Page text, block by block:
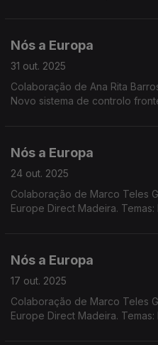
Nós a Europa
31 out. 2025
Colaboração de Ana Rita
Novo sistema de controlo
Nós a Europa
24 out. 2025
Colaboração de Marco Teles
Europe Direct Madeira.
Nós a Europa
17 out. 2025
Colaboração de Marco Teles
Europe Direct Madeira. Temas: